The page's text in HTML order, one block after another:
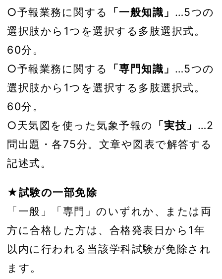
○予報業務に関する
「一般知識」 …5つの
選択肢から1つを選択する多肢選択式。
60分。
○予報業務に関する
「専門知識」 …5つの
選択肢から1つを選択する多肢選択式。
60分。
○天気図を使った気象予報の
「実技」 …2
問出題・各75分。文章や図表で解答する
記述式。
★試験の一部免除
「一般」「専門」のいずれか、または両
方に合格した方は、合格発表日から1年
以内に行われる当該学科試験が免除され
ます。